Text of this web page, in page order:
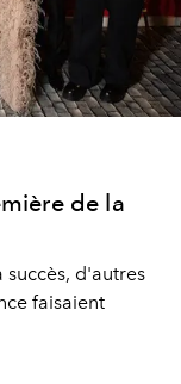
de la
d'autres
faisaient